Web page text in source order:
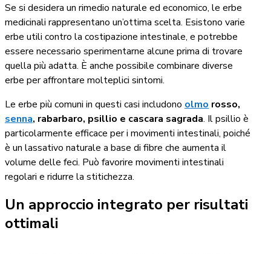
Se si desidera un rimedio naturale ed economico, le erbe
medicinali rappresentano un’ottima scelta. Esistono varie
erbe utili contro la costipazione intestinale, e potrebbe
essere necessario sperimentarne alcune prima di trovare
quella più adatta. È anche possibile combinare diverse
erbe per affrontare molteplici sintomi.
Le erbe più comuni in questi casi includono olmo rosso,
senna, rabarbaro, psillio e cascara sagrada. Il psillio è
particolarmente efficace per i movimenti intestinali, poiché
è un lassativo naturale a base di fibre che aumenta il
volume delle feci. Può favorire movimenti intestinali
regolari e ridurre la stitichezza.
Un approccio integrato per risultati
ottimali